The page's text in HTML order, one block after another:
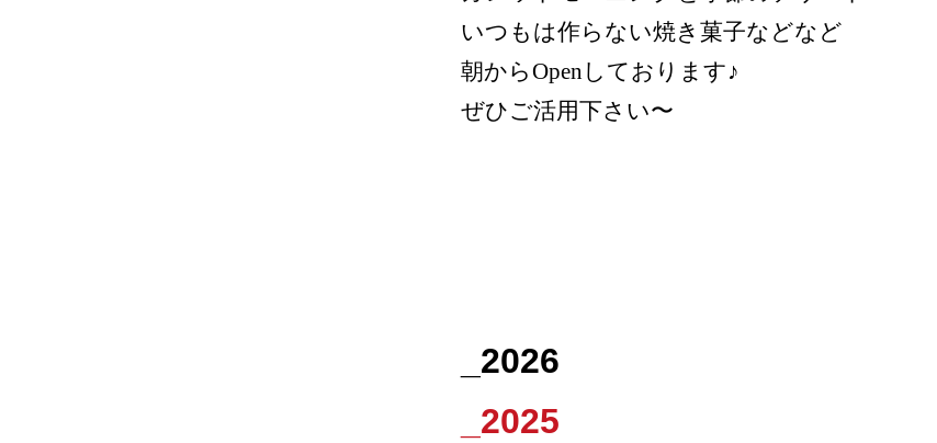
いつもは作らない焼き菓子などなど
朝からOpenしております♪
ぜひご活用下さい〜
_2026
_2025